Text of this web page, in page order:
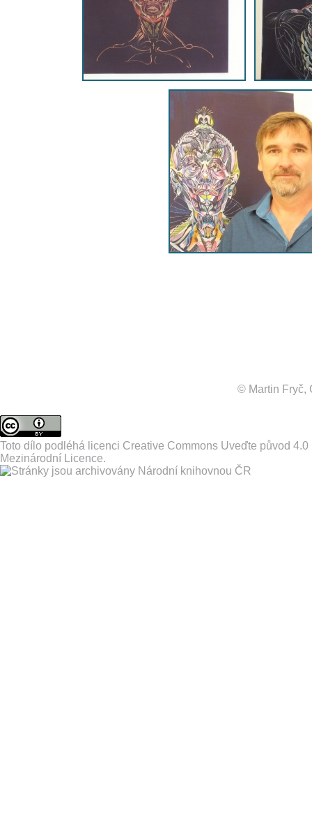
© Martin Fryč,
Toto dílo podléhá licenci Creative Commons Uveďte původ 4.0
Mezinárodní Licence.